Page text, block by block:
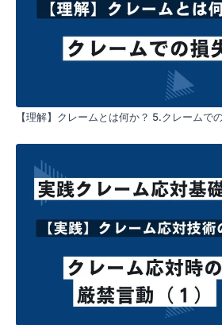
【理解】クレームとは何か？ 5.クレームで